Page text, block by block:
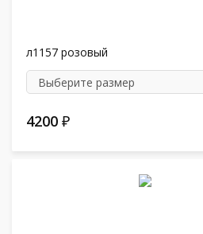
л1157 розовый
4200 ₽